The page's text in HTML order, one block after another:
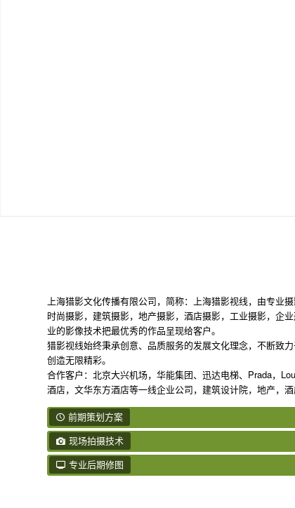
上海猎影文化传播有限公司，简称：上海猎影视线，由专业
时尚摄影，建筑摄影，地产摄影，酒店摄影，工业摄影，企
业的影像技术把最优秀的作品呈现给客户。
猎影视线始终秉承创意、品质服务的发展文化理念，不断致
创造无限精彩。
合作客户：北京大兴机场，华能集团、迅达电梯、Prada，
酒店，文华东方酒店等一线企业公司，建筑设计院，地产，
前期策划方案
现场拍摄技术
专业后期修图